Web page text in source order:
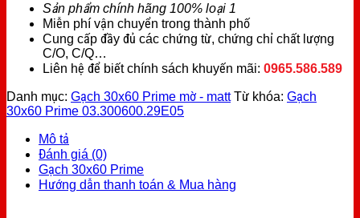
Sản phẩm chính hãng 100% loại 1
Miễn phí vận chuyển trong thành phố
Cung cấp đầy đủ các chứng từ, chứng chỉ chất lượng
C/O, C/Q…
Liên hệ để biết chính sách khuyến mãi: 0965.586.589
Danh mục: Gạch 30x60 Prime mờ - matt Từ khóa: Gạch
30x60 Prime 03.300600.29E05
Mô tả
Đánh giá (0)
Gạch 30x60 Prime
Hướng dẫn thanh toán & Mua hàng